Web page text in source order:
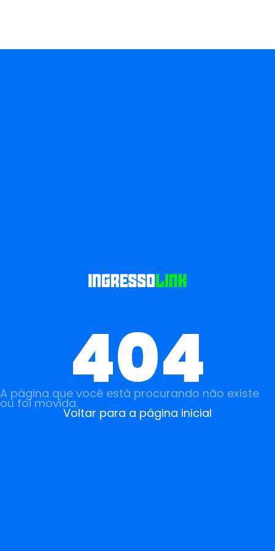
404
A página que você está procurando não existe
ou foi movida.
Voltar para a página inicial